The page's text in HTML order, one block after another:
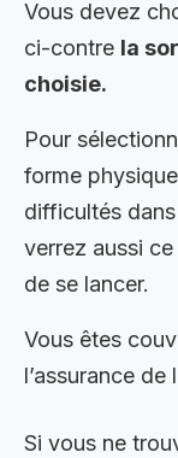
Vous devez
ci-contre la
choisie.
Pour
forme
difficultés
verrez aussi
de se lancer.
Vous êtes
l’assurance de
Si vous ne